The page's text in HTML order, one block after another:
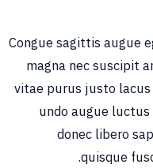
Congue sagittis augue
magna nec suscipit
vitae purus justo
undo augue
donec libero
quisque